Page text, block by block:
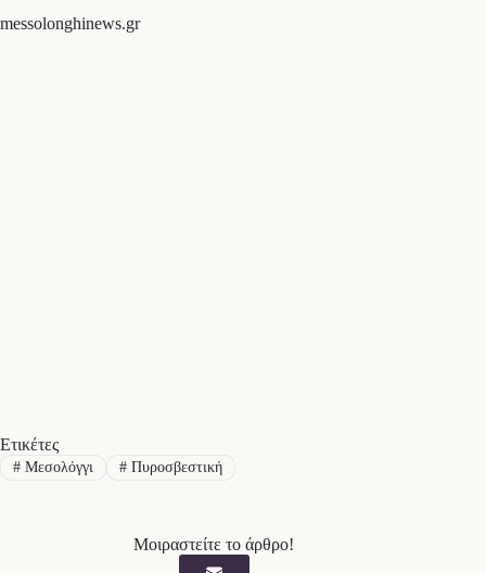
messolonghinews.gr
Ετικέτες
#Μεσολόγγι #Πυροσβεστική
Μοιραστείτε το άρθρο!